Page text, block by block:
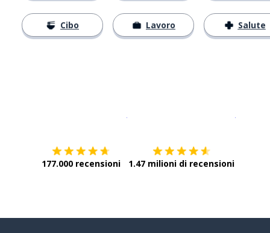
Cibo Lavoro Salute
177.000 recensioni 1.47 milioni di recensioni